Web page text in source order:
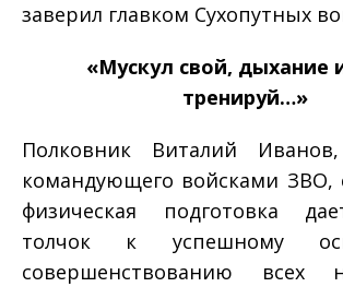
заверил главком Сухопутных
«Мускул свой, дыхание
тренируй…»
Полковник Виталий
командующего войсками ЗВО,
физическая подготовка
толчок к успешному
совершенствованию всех